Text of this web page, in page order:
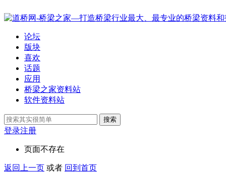
论坛
版块
喜欢
话题
应用
桥梁之家资料站
软件资料站
搜索
登录注册
页面不存在
返回上一页 或者 回到首页